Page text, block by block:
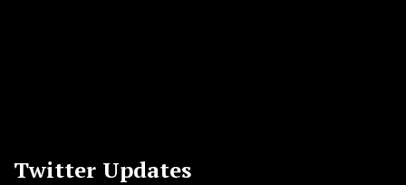
Twitter Updates